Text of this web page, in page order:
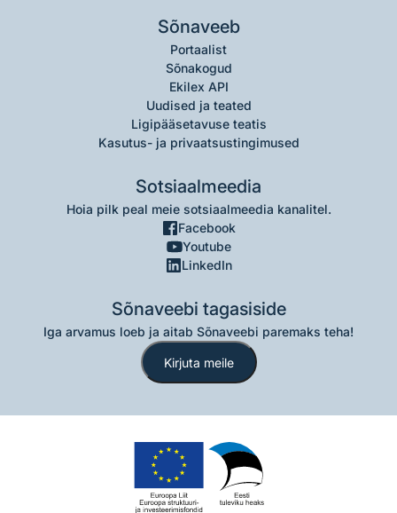
Sõnaveeb
Portaalist
Sõnakogud
Ekilex API
Uudised ja teated
Ligipääsetavuse teatis
Kasutus- ja privaatsustingimused
Sotsiaalmeedia
Hoia pilk peal meie sotsiaalmeedia kanalitel.
Facebook
Youtube
LinkedIn
Sõnaveebi tagasiside
Iga arvamus loeb ja aitab Sõnaveebi paremaks teha!
Kirjuta meile